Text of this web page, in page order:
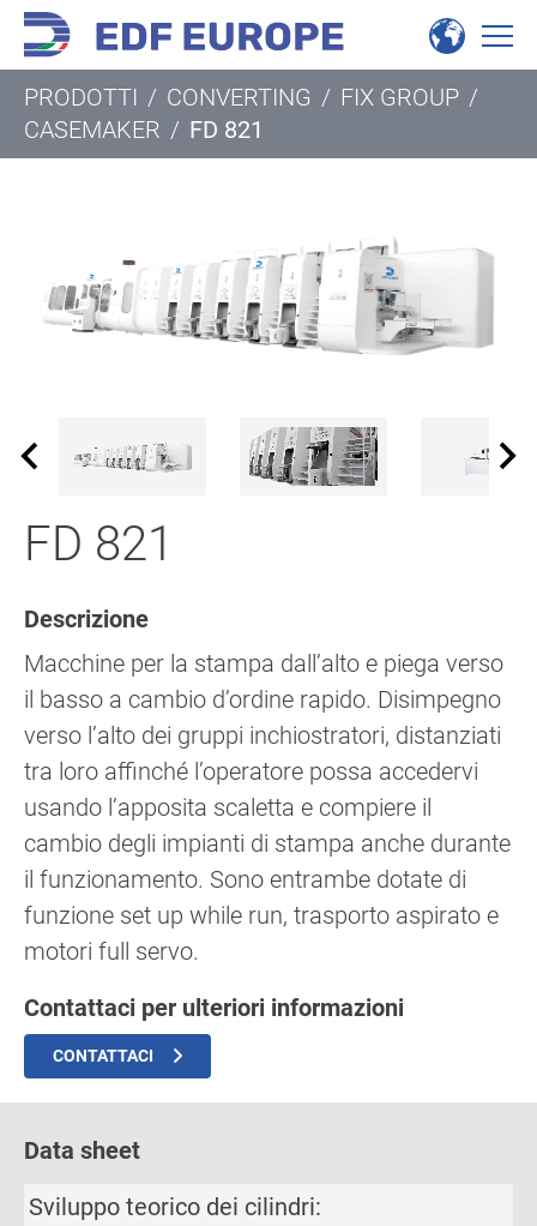
PRODOTTI / CONVERTING / FIX GROUP /
CASEMAKER / FD 821
FD 821
Descrizione
Macchine per la stampa dall’alto e piega verso
il basso a cambio d’ordine rapido. Disimpegno
verso l’alto dei gruppi inchiostratori, distanziati
tra loro affinché l’operatore possa accedervi
usando l’apposita scaletta e compiere il
cambio degli impianti di stampa anche durante
il funzionamento. Sono entrambe dotate di
funzione set up while run, trasporto aspirato e
motori full servo.
Contattaci per ulteriori informazioni
CONTATTACI
Data sheet
Sviluppo teorico dei cilindri: